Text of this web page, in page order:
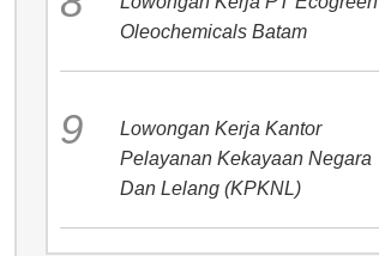
Oleochemicals Batam
Lowongan Kerja Kantor
Pelayanan Kekayaan Negara
Dan Lelang (KPKNL)